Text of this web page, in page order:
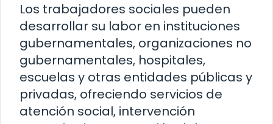
Los trabajadores sociales pueden
desarrollar su labor en instituciones
gubernamentales, organizaciones no
gubernamentales, hospitales,
escuelas y otras entidades públicas y
privadas, ofreciendo servicios de
atención social, intervención